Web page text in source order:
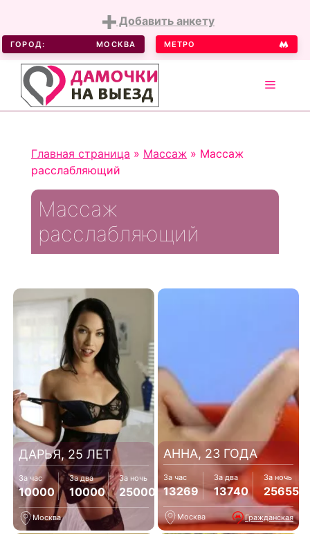
content
Добавить анкету
ГОРОД: МОСКВА МЕТРО
MENU
Главная страница » Массаж » Массаж
расслабляющий
Массаж
расслабляющий
ДАРЬЯ, 25 ЛЕТ
За час
10000
За два
10000
За ночь
25000
Москва
АННА, 23 ГОДА
За час
13269
За два
13740
За ночь
25655
Москва Гражданская